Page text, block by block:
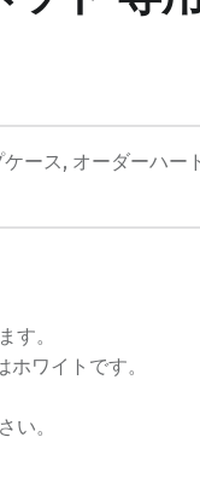
ース, オーダーハー
す。
ワイトです。
い。